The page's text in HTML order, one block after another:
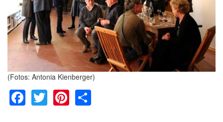
(Fotos: Antonia Kienberger)
Facebook
TwitterPinterest